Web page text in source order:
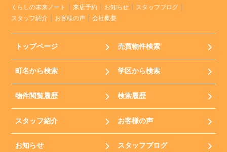
くらしの未来ノート
来店予約 お知らせ
スタッフブログ
スタッフ紹介
お客様の声 会社概要
トップページ 売買物件検索
町名から検索 学区から検索
物件閲覧履歴 検索履歴
スタッフ紹介 お客様の声
お知らせ スタッフブログ